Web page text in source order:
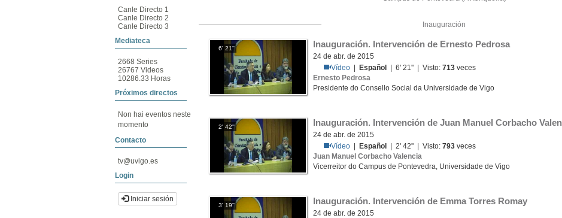
Canle Directo 1
Canle Directo 2
Canle Directo 3
Mediateca
2668 Series
26767 Videos
10286.33 Horas
Próximos directos
Non hai eventos neste
momento
Contacto
tv@uvigo.es
Login
Iniciar sesión
Inauguración
6' 21'' Inauguración. Intervención de Ernesto Pedrosa
24 de abr. de 2015
Vídeo
Español | 6' 21'' | Visto:713 veces
Ernesto Pedrosa
Presidente do Consello Social da Universidade de Vigo
2' 42'' Inauguración. Intervención de Juan Manuel Corbacho
24 de abr. de 2015
Vídeo
Español | 2' 42'' | Visto:793 veces
Juan Manuel Corbacho Valencia
Vicerreitor do Campus de Pontevedra, Universidade de Vigo
3' 19'' Inauguración. Intervención de Emma Torres Romay
24 de abr. de 2015